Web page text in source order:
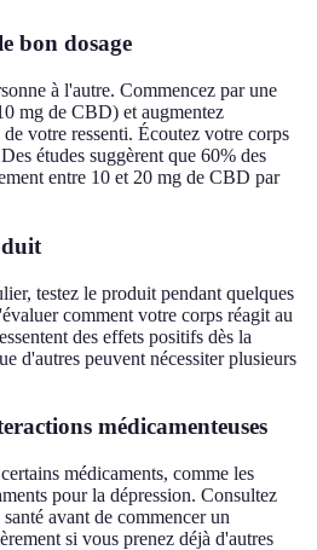
bon dosage
à l'autre. Commencez par une
mg de CBD) et augmentez
votre ressenti. Écoutez votre corps
études suggèrent que 60% des
entre 10 et 20 mg de CBD par
testez le produit pendant quelques
comment votre corps réagit au
des effets positifs dès la
d'autres peuvent nécessiter plusieurs
médicamenteuses
médicaments, comme les
pour la dépression. Consultez
avant de commencer un
si vous prenez déjà d'autres